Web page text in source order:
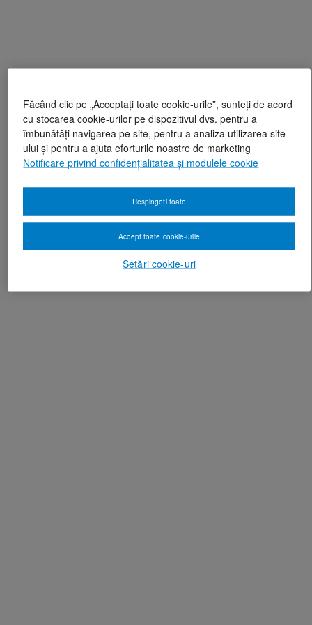
Făcând clic pe „Acceptați toate cookie-urile”, sunteți de acord
cu stocarea cookie-urilor pe dispozitivul dvs. pentru a
îmbunătăți navigarea pe site, pentru a analiza utilizarea site-
ului și pentru a ajuta eforturile noastre de marketing
Notificare privind confidențialitatea și modulele cookie
Setări cookie-uri
Respingeți toate
Accept toate cookie-urile